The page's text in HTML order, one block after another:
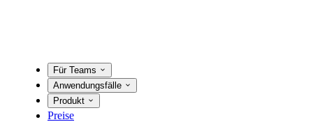
Für Teams
Anwendungsfälle
Produkt
Preise